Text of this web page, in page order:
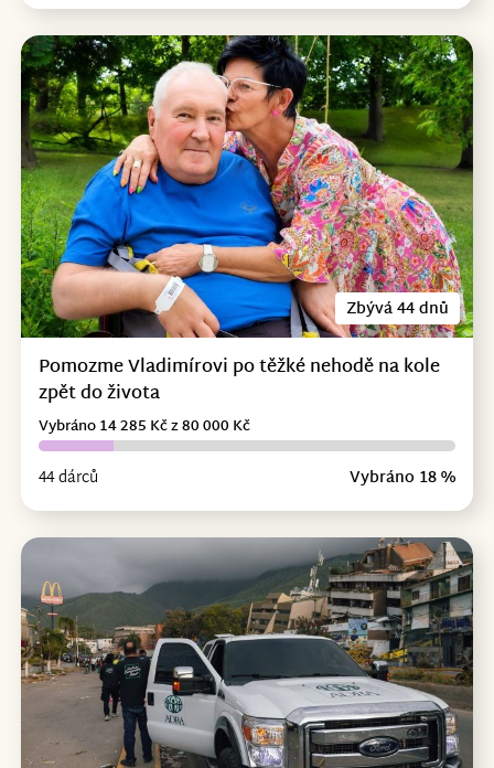
Zbývá 44 dnů
Pomozme Vladimírovi po těžké nehodě na kole
zpět do života
44 dárců Vybráno 18 %
Vybráno 14 285 Kč z 80 000 Kč